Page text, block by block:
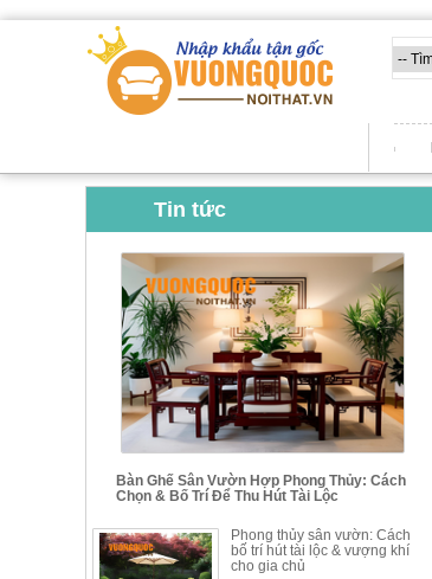
Tin tức
Bàn Ghế Sân Vườn Hợp Phong Thủy: Cách
Chọn & Bố Trí Để Thu Hút Tài Lộc
Phong thủy sân vườn: Cách
bố trí hút tài lộc & vượng khí
cho gia chủ